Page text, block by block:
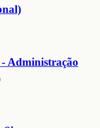
Administração